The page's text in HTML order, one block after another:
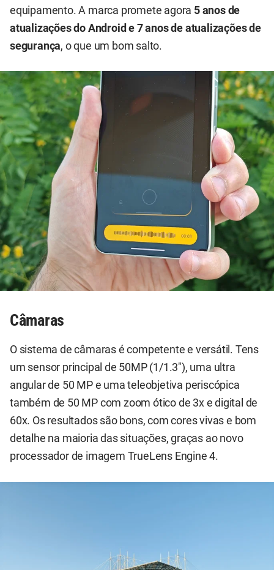
equipamento. A marca promete agora 5 anos de
atualizações do Android e 7 anos de atualizações de
segurança, o que um bom salto.
Câmaras
O sistema de câmaras é competente e versátil. Tens
um sensor principal de 50MP (1/1.3"), uma ultra
angular de 50 MP e uma teleobjetiva periscópica
também de 50 MP com zoom ótico de 3x e digital de
60x. Os resultados são bons, com cores vivas e bom
detalhe na maioria das situações, graças ao novo
processador de imagem TrueLens Engine 4.